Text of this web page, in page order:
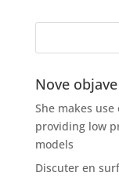
Nove objave
She makes
providing low
models
Discuter en